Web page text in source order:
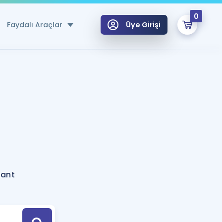
Faydalı Araçlar
Hesaplama Aracı
için Öneriler
Tek Takvimde
Üye Girişi
0
Hoca ile seni sınava hazırlayacak onlarca eğitim seni bekliyor!